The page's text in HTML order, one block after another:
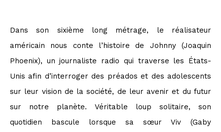
Dans son sixième long métrage, le réalisateur
américain nous conte l’histoire de Johnny (Joaquin
Phoenix), un journaliste radio qui traverse les États-
Unis afin d’interroger des préados et des adolescents
sur leur vision de la société, de leur avenir et du futur
sur notre planète. Véritable loup solitaire, son
quotidien bascule lorsque sa sœur Viv (Gaby